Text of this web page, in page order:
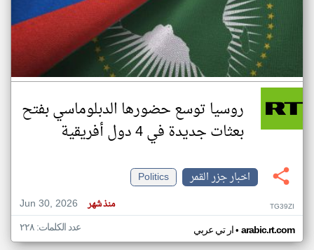
روسيا توسع حضورها الدبلوماسي بفتح
بعثات جديدة في 4 دول أفريقية
اخبار جزر القمر
Politics
Jun 30, 2026
منذ شهر TG39ZI
ار تي عربي• arabic.rt.com عدد الكلمات: ٢٢٨